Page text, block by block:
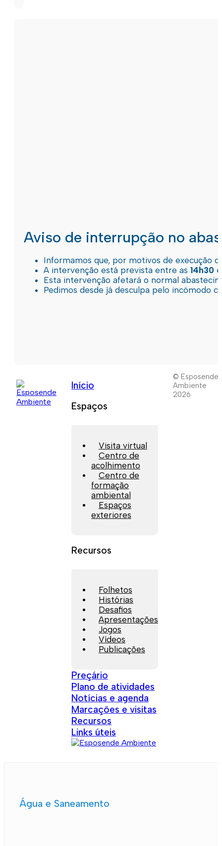
Aviso de interrupção no
Informamos que, por motivos de execução
A intervenção está prevista entre as 14h30
Esta intervenção afetará o normal
Pedimos desde já desculpa pelo incómodo
Início
Espaços
Visita virtual
Centro de
acolhimento
Centro de
formação
ambiental
Espaços
exteriores
Recursos
Folhetos
Histórias
Desafios
Apresentações
Jogos
Vídeos
Publicações
Preçário
Plano de atividades
Notícias e agenda
Marcações e visitas
Recursos
Links úteis
© Esposende
Ambiente
2026
Água e Saneamento